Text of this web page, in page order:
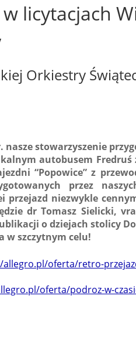
licytacjach
Orkiestry
stowarzyszenie
autobusem Fredruś
“Popowice” z
przez
przejazd niezwykle
dr Tomasz Sielicki,
o dziejach stolicy
w szczytnym celu!
oferta/retro-
oferta/podroz-w-